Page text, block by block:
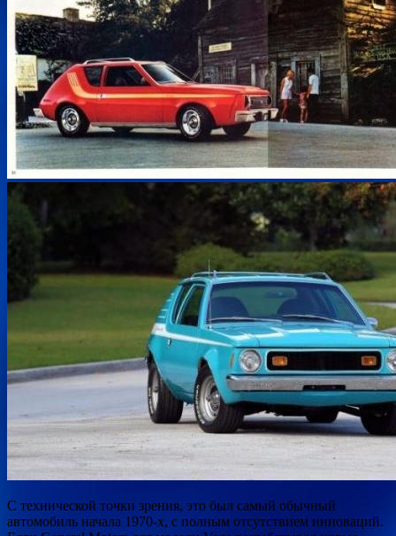
С технической точки зрения, это был самый обычный
автомобиль начала 1970-х, с полным отсутствием инноваций.